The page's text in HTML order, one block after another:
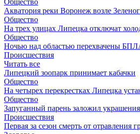
Общество
Акватория реки Воронеж возле
Общество
На трех улицах Липецка отключат
Общество
Ночью над областью перехвачены
Происшествия
Читать все
Липецкий зоопарк принимает кабачки
Общество
На четырех перекрестках Липецка
Общество
Запуганный парень заложил
Происшествия
Первая за сезон смерть от отравления